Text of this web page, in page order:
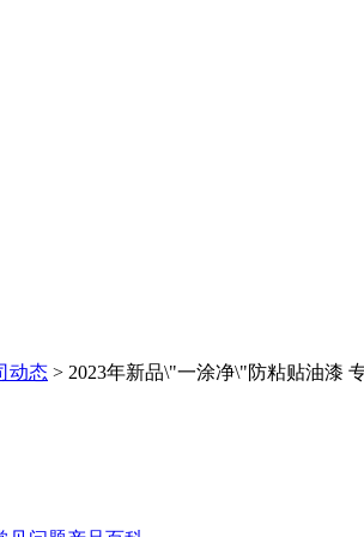
动态 > 2023年新品\"一涂净\"防粘贴油漆